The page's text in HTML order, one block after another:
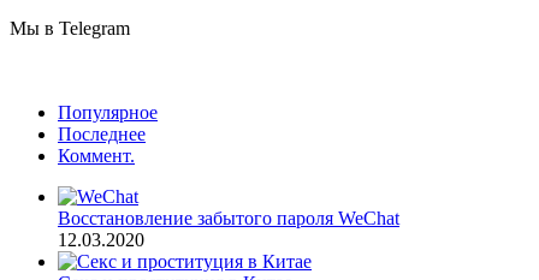
Мы в Telegram
Популярное
Последнее
Коммент.
Восстановление забытого пароля WeChat
12.03.2020